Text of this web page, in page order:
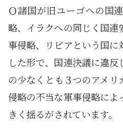
Ｏ諸国が旧ユーゴへの国
略、イラクへの同じく国
事侵略、リビアという国
した形で、国連決議に違
の少なくとも３つのアメ
侵略の不当な軍事侵略に
きく揺るがされています。